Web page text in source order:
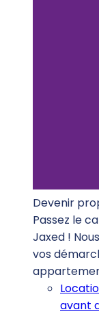
Devenir
Passez le
Jaxed !
vos
avant